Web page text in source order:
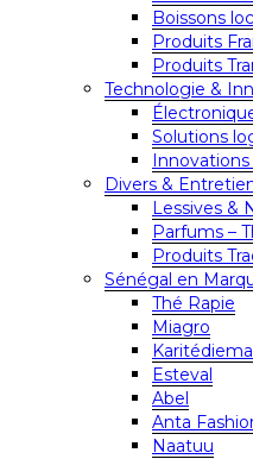
Boissons
Produits
Produits
Technologie &
Solutions
Innovations
Divers &
Lessives &
Parfums –
Produits
Sénégal en
Thé Rapie
Miagro
Karitédiema
Esteval
Abel
Anta
Naatuu